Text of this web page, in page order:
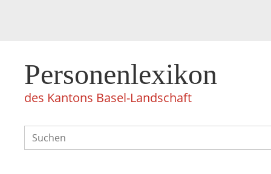
Personenlexikon
des Kantons Basel-Landschaft